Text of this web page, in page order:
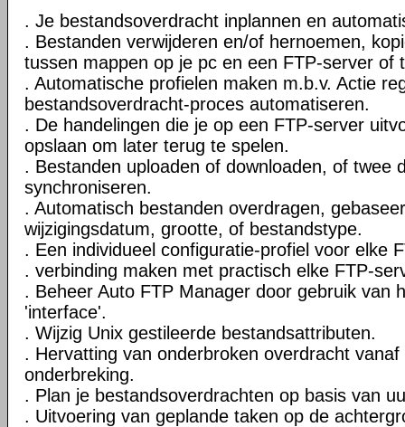
. Je bestandsoverdracht inplannen en
. Bestanden verwijderen en/of hernoemen,
tussen mappen op je pc en een FTP-server of
. Automatische profielen maken m.b.v. Actie
bestandsoverdracht-proces automatiseren.
. De handelingen die je op een FTP-server
opslaan om later terug te spelen.
. Bestanden uploaden of downloaden, of twee
synchroniseren.
. Automatisch bestanden overdragen,
wijzigingsdatum, grootte, of bestandstype.
. Een individueel configuratie-profiel voor elke
. verbinding maken met practisch elke FTP-
. Beheer Auto FTP Manager door gebruik van
'interface'.
. Wijzig Unix gestileerde bestandsattributen.
. Hervatting van onderbroken overdracht
onderbreking.
. Plan je bestandsoverdrachten op basis van
. Uitvoering van geplande taken op de